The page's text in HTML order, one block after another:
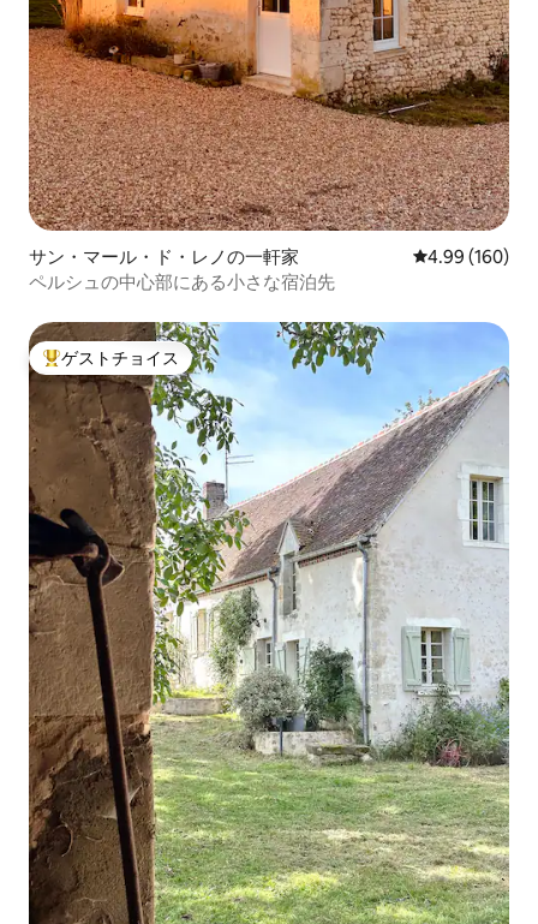
サン・マール・ド・レノの一軒家 レビュー160
4.99 (160)
ペルシュの中心部にある小さな宿泊先
大好評のゲストチョイスです。
ゲストチョイス